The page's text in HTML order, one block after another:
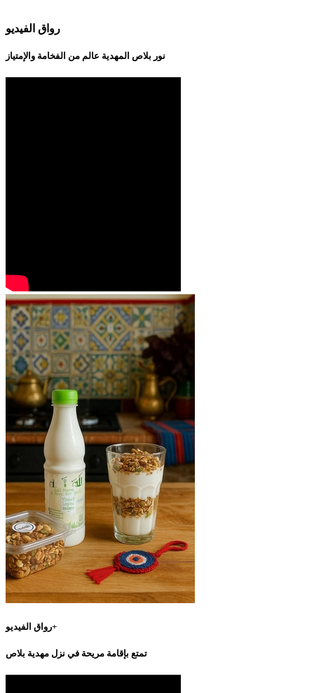
رواق الفيديو
نور بلاص المهدية عالم من الفخامة والإمتياز
رواق الفيديو+
تمتع بإقامة مريحة في نزل مهدية بلاص